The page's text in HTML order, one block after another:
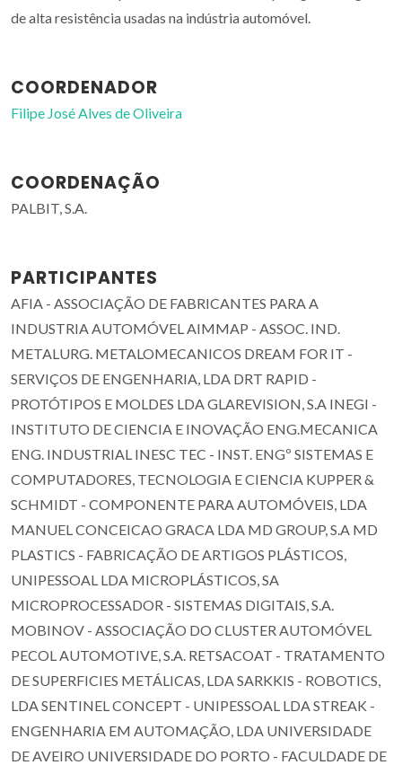
de alta resistência usadas na indústria automóvel.
COORDENADOR
Filipe José Alves de Oliveira
COORDENAÇÃO
PALBIT, S.A.
PARTICIPANTES
AFIA - ASSOCIAÇÃO DE FABRICANTES PARA A
INDUSTRIA AUTOMÓVEL AIMMAP - ASSOC. IND.
METALURG. METALOMECANICOS DREAM FOR IT -
SERVIÇOS DE ENGENHARIA, LDA DRT RAPID -
PROTÓTIPOS E MOLDES LDA GLAREVISION, S.A INEGI -
INSTITUTO DE CIENCIA E INOVAÇÃO ENG.MECANICA
ENG. INDUSTRIAL INESC TEC - INST. ENGº SISTEMAS E
COMPUTADORES, TECNOLOGIA E CIENCIA KUPPER &
SCHMIDT - COMPONENTE PARA AUTOMÓVEIS, LDA
MANUEL CONCEICAO GRACA LDA MD GROUP, S.A MD
PLASTICS - FABRICAÇÃO DE ARTIGOS PLÁSTICOS,
UNIPESSOAL LDA MICROPLÁSTICOS, SA
MICROPROCESSADOR - SISTEMAS DIGITAIS, S.A.
MOBINOV - ASSOCIAÇÃO DO CLUSTER AUTOMÓVEL
PECOL AUTOMOTIVE, S.A. RETSACOAT - TRATAMENTO
DE SUPERFICIES METÁLICAS, LDA SARKKIS - ROBOTICS,
LDA SENTINEL CONCEPT - UNIPESSOAL LDA STREAK -
ENGENHARIA EM AUTOMAÇÃO, LDA UNIVERSIDADE
DE AVEIRO UNIVERSIDADE DO PORTO - FACULDADE DE